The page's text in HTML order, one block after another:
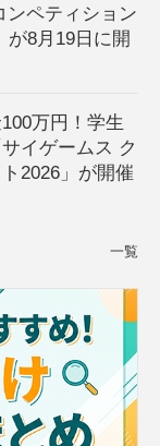
ンペティション
が8月19日に開
万円！学生
イゲームス ク
2026」が開催
一覧